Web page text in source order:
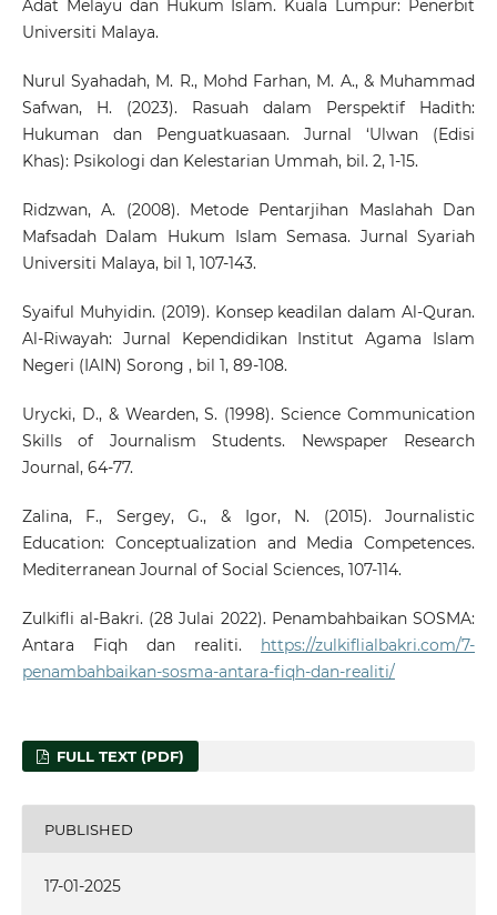
Adat Melayu dan Hukum Islam. Kuala Lumpur: Penerbit
Universiti Malaya.
Nurul Syahadah, M. R., Mohd Farhan, M. A., & Muhammad
Safwan, H. (2023). Rasuah dalam Perspektif Hadith:
Hukuman dan Penguatkuasaan. Jurnal ‘Ulwan (Edisi
Khas): Psikologi dan Kelestarian Ummah, bil. 2, 1-15.
Ridzwan, A. (2008). Metode Pentarjihan Maslahah Dan
Mafsadah Dalam Hukum Islam Semasa. Jurnal Syariah
Universiti Malaya, bil 1, 107-143.
Syaiful Muhyidin. (2019). Konsep keadilan dalam Al-Quran.
Al-Riwayah: Jurnal Kependidikan Institut Agama Islam
Negeri (IAIN) Sorong , bil 1, 89-108.
Urycki, D., & Wearden, S. (1998). Science Communication
Skills of Journalism Students. Newspaper Research
Journal, 64-77.
Zalina, F., Sergey, G., & Igor, N. (2015). Journalistic
Education: Conceptualization and Media Competences.
Mediterranean Journal of Social Sciences, 107-114.
Zulkifli al-Bakri. (28 Julai 2022). Penambahbaikan SOSMA:
Antara Fiqh dan realiti. https://zulkiflialbakri.com/7-
penambahbaikan-sosma-antara-fiqh-dan-realiti/
FULL TEXT (PDF)
PUBLISHED
17-01-2025